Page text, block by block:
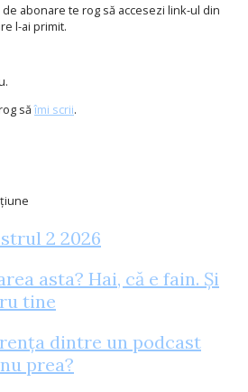
abonare te rog să accesezi link-ul din
l-ai primit.
săîmi scrii.
2 2026
asta? Hai, că e fain. Și
tine
dintre un podcast
prea?